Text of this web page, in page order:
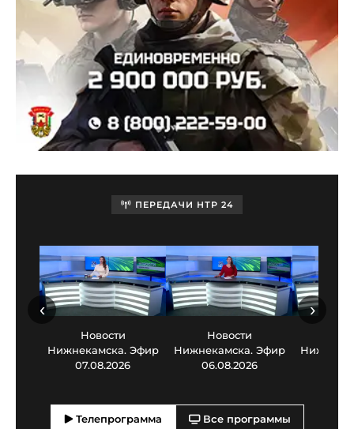
ПЕРЕДАЧИ НТР 24
Новости
Нижнекамска. Эфир
07.08.2026
Новости
Нижнекамска. Эфир
06.08.2026
‹ ›
Телепрограмма Все программы